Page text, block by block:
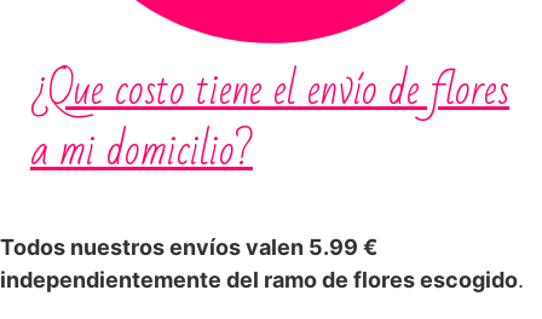
¿Que costo tiene el envío de flores
a mi domicilio?
Todos nuestros envíos valen 5.99 €
independientemente del ramo de flores escogido.